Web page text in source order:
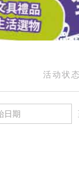
活动状态